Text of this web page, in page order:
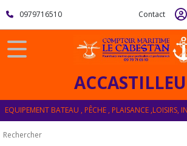
0979716510 Contact